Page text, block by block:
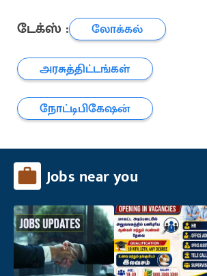
டேக்ஸ் :
லோக்கல்
அரசுத்திட்டங்கள்
நோட்டிபிகேஷன்
Jobs near you